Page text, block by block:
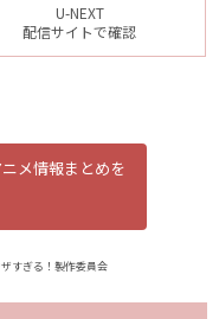
U-NEXT
配信サイトで確認
メ情報まとめを
すぎる！製作委員会